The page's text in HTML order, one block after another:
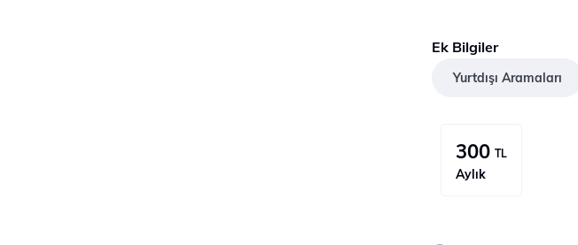
Ek Bilgiler
Yurtdışı Aramaları
300 TL
Aylık